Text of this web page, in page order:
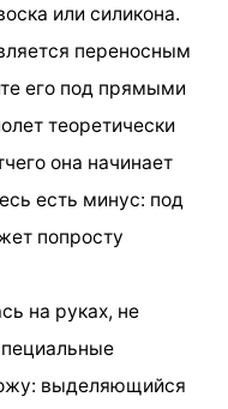
или силикона.
переносным
его под прямыми
теоретически
она начинает
есть минус: под
попросту
на руках, не
выделяющийся